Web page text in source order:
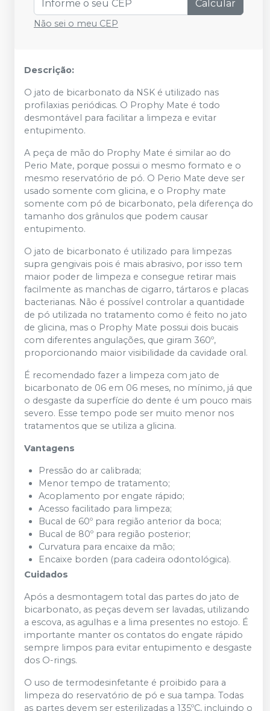
Calcular
Não sei o meu CEP
Descrição:
O jato de bicarbonato da NSK é utilizado nas
profilaxias periódicas. O Prophy Mate é todo
desmontável para facilitar a limpeza e evitar
entupimento.
A peça de mão do Prophy Mate é similar ao do
Perio Mate, porque possui o mesmo formato e o
mesmo reservatório de pó. O Perio Mate deve ser
usado somente com glicina, e o Prophy mate
somente com pó de bicarbonato, pela diferença do
tamanho dos grânulos que podem causar
entupimento.
O jato de bicarbonato é utilizado para limpezas
supra gengivais pois é mais abrasivo, por isso tem
maior poder de limpeza e consegue retirar mais
facilmente as manchas de cigarro, tártaros e placas
bacterianas. Não é possível controlar a quantidade
de pó utilizada no tratamento como é feito no jato
de glicina, mas o Prophy Mate possui dois bucais
com diferentes angulações, que giram 360º,
proporcionando maior visibilidade da cavidade oral.
É recomendado fazer a limpeza com jato de
bicarbonato de 06 em 06 meses, no mínimo, já que
o desgaste da superfície do dente é um pouco mais
severo. Esse tempo pode ser muito menor nos
tratamentos que se utiliza a glicina.
Vantagens
Pressão do ar calibrada;
Menor tempo de tratamento;
Acoplamento por engate rápido;
Acesso facilitado para limpeza;
Bucal de 60º para região anterior da boca;
Bucal de 80º para região posterior;
Curvatura para encaixe da mão;
Encaixe borden (para cadeira odontológica).
Cuidados
Após a desmontagem total das partes do jato de
bicarbonato, as peças devem ser lavadas, utilizando
a escova, as agulhas e a lima presentes no estojo. É
importante manter os contatos do engate rápido
sempre limpos para evitar entupimento e desgaste
dos O-rings.
O uso de termodesinfetante é proibido para a
limpeza do reservatório de pó e sua tampa. Todas
as partes devem ser esterilizadas a 135ºC, incluindo o